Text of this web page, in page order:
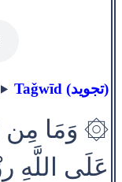
Taǧwīd (تجويد)
۞ وَمَا مِن
عَلَى اللَّهِ